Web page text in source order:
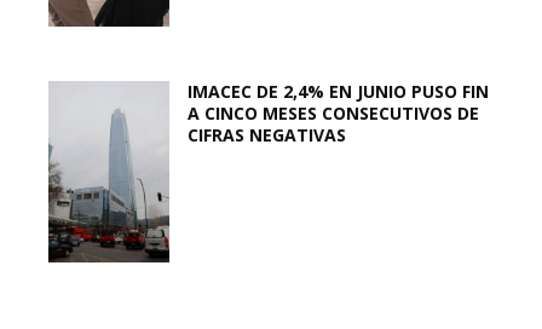
IMACEC DE 2,4% EN JUNIO PUSO FIN
A CINCO MESES CONSECUTIVOS DE
CIFRAS NEGATIVAS